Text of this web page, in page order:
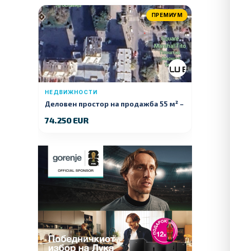
ПРЕМИУМ
НЕДВИЖНОСТИ
Деловен простор на продажба 55 м² –
74.250 EUR